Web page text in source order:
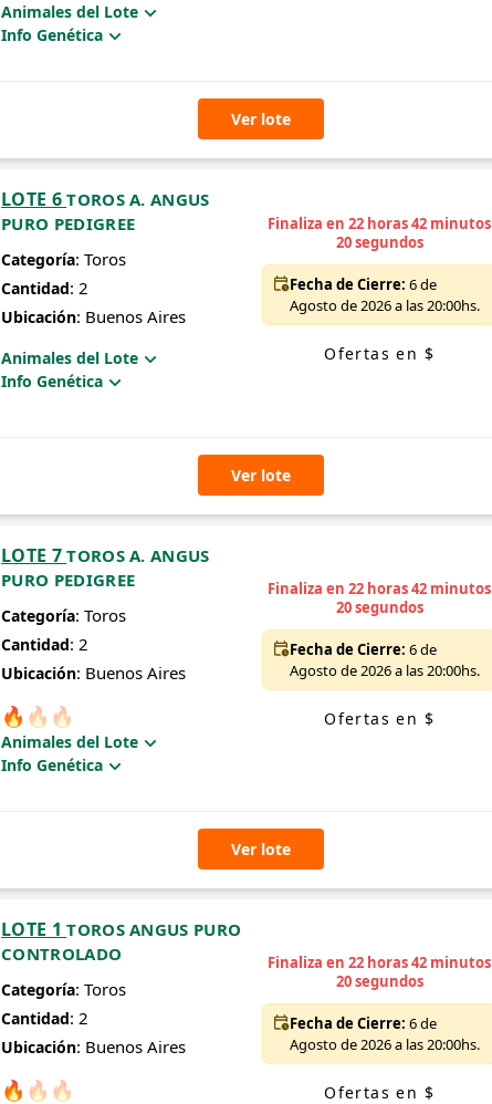
Animales del Lote
Info Genética
Ver lote
LOTE 6 TOROS A. ANGUS
PURO PEDIGREE
Categoría: Toros
Cantidad: 2
Ubicación: Buenos Aires
Animales del Lote
Info Genética
Finaliza en 22 horas 42 minutos
19 segundos
Fecha de Cierre: 6 de
Agosto de 2026 a las 20:00hs.
Ofertas en $
Ver lote
LOTE 7 TOROS A. ANGUS
PURO PEDIGREE
Categoría: Toros
Cantidad: 2
Ubicación: Buenos Aires
🔥 🔥 🔥
Animales del Lote
Info Genética
Finaliza en 22 horas 42 minutos
19 segundos
Fecha de Cierre: 6 de
Agosto de 2026 a las 20:00hs.
Ofertas en $
Ver lote
LOTE 1 TOROS ANGUS PURO
CONTROLADO
Categoría: Toros
Cantidad: 2
Ubicación: Buenos Aires
🔥 🔥 🔥
Finaliza en 22 horas 42 minutos
19 segundos
Fecha de Cierre: 6 de
Agosto de 2026 a las 20:00hs.
Ofertas en $